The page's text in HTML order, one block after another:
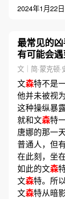
2024年1月22日
最常见的
有可能会
就生活在我
人③
文｜简·蒙克顿·
文森特不是
他并未被视
这种操纵暴
就和文森特
唐娜的那一
普通人，但
在此刻，坐
如此的文森
文森特。所
文森特从暗